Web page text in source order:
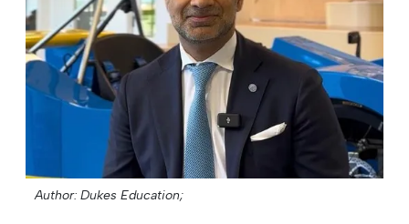
Author: Dukes Education;